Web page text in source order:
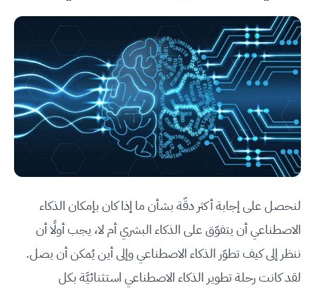
لنحصل على إجابة أكثر دقّة بشأن ما إذا كان بإمكان الذكاء
الاصطناعي أن يتفوّق على الذكاء البشري أم لا، يجب أولًا أن
ننظر إلى كيف تطوّر الذكاء الاصطناعي وإلى أين يُمكن أن يصل.
لقد كانت رحلة تطوير الذكاء الاصطناعي استثنائيَّة بكل